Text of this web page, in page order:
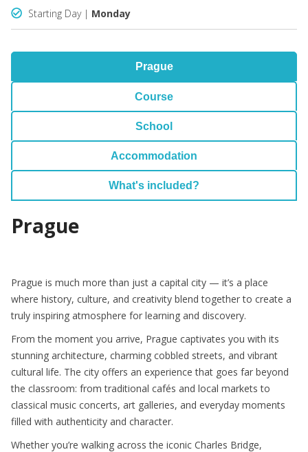
Starting Day | Monday
Prague
Course
School
Accommodation
What's included?
Prague
Prague is much more than just a capital city — it’s a place
where history, culture, and creativity blend together to create a
truly inspiring atmosphere for learning and discovery.
From the moment you arrive, Prague captivates you with its
stunning architecture, charming cobbled streets, and vibrant
cultural life. The city offers an experience that goes far beyond
the classroom: from traditional cafés and local markets to
classical music concerts, art galleries, and everyday moments
filled with authenticity and character.
Whether you’re walking across the iconic Charles Bridge,